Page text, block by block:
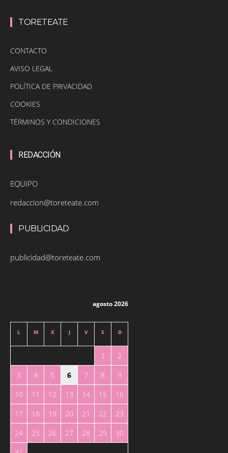
TORETEATE
CONTACTO
AVISO LEGAL
POLÍTICA DE PRIVACIDAD
COOKIES
TÉRMINOS Y CONDICIONES
REDACCIÓN
EQUIPO
redaccion@toreteate.com
PUBLICIDAD
publicidad@toreteate.com
agosto 2026
L M X J V S D
1
2
3
4 5 6 7 8
9
10
11 12 13 14 15
16
17
18 19 20 21 22
23
24
25 26 27 28 29
30